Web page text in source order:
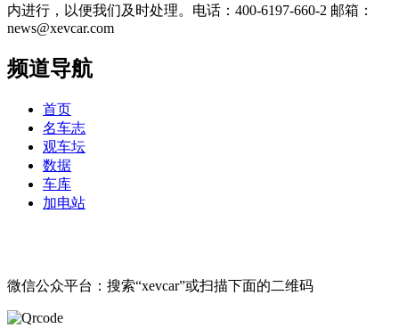
内进行，以便我们及时处理。电话：400-6197-660-2 邮箱：
news@xevcar.com
频道导航
首页
名车志
观车坛
数据
车库
加电站
微信公众平台：搜索“xevcar”或扫描下面的二维码